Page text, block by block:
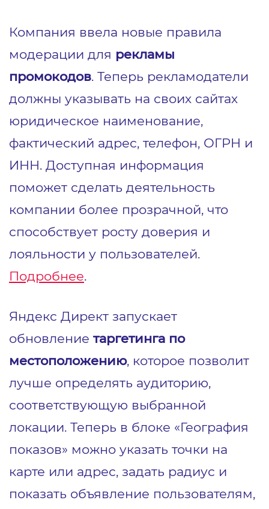
Компания ввела новые правила
модерации для рекламы
промокодов. Теперь рекламодатели
должны указывать на своих сайтах
юридическое наименование,
фактический адрес, телефон, ОГРН и
ИНН. Доступная информация
поможет сделать деятельность
компании более прозрачной, что
способствует росту доверия и
лояльности у пользователей.
Подробнее.
Яндекс Директ запускает
обновление таргетинга по
местоположению, которое позволит
лучше определять аудиторию,
соответствующую выбранной
локации. Теперь в блоке «География
показов» можно указать точки на
карте или адрес, задать радиус и
показать объявление пользователям,